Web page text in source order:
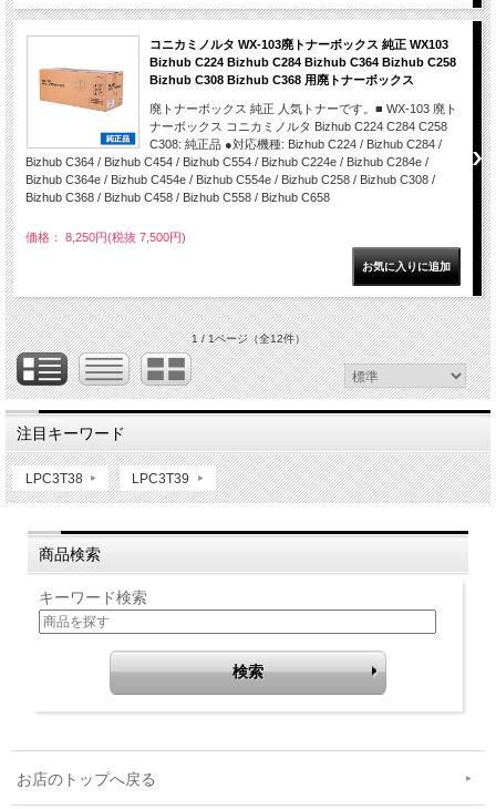
コニカミノルタ WX-103廃トナーボックス 純正 WX103
Bizhub C224 Bizhub C284 Bizhub C364 Bizhub C258
Bizhub C308 Bizhub C368 用廃トナーボックス
廃トナーボックス 純正 人気トナーです。■ WX-103 廃ト
ナーボックス コニカミノルタ Bizhub C224 C284 C258
C308: 純正品 ●対応機種: Bizhub C224 / Bizhub C284 /
Bizhub C364 / Bizhub C454 / Bizhub C554 / Bizhub C224e / Bizhub C284e /
Bizhub C364e / Bizhub C454e / Bizhub C554e / Bizhub C258 / Bizhub C308 /
Bizhub C368 / Bizhub C458 / Bizhub C558 / Bizhub C658
価格： 8,250円(税抜 7,500円)
1 / 1ページ（全12件）
注目キーワード
LPC3T38 LPC3T39
商品検索
キーワード検索
お店のトップへ戻る